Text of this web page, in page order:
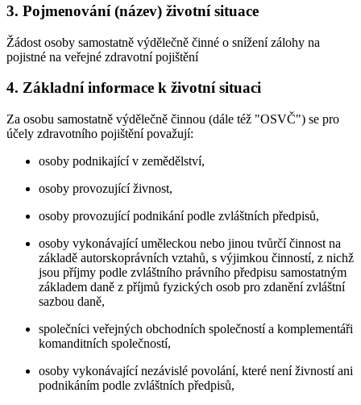
3. Pojmenování (název) životní situace
Žádost osoby samostatně výdělečně činné o snížení zálohy na
pojistné na veřejné zdravotní pojištění
4. Základní informace k životní situaci
Za osobu samostatně výdělečně činnou (dále též "OSVČ") se pro
účely zdravotního pojištění považují:
osoby podnikající v zemědělství,
osoby provozující živnost,
osoby provozující podnikání podle zvláštních předpisů,
osoby vykonávající uměleckou nebo jinou tvůrčí činnost na
základě autorskoprávních vztahů, s výjimkou činností, z nichž
jsou příjmy podle zvláštního právního předpisu samostatným
základem daně z příjmů fyzických osob pro zdanění zvláštní
sazbou daně,
společníci veřejných obchodních společností a komplementáři
komanditních společností,
osoby vykonávající nezávislé povolání, které není živností ani
podnikáním podle zvláštních předpisů,